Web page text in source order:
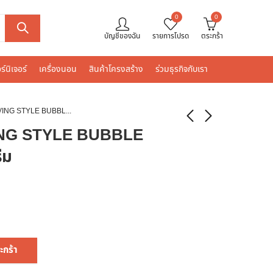
บัญชีของฉัน
0
รายการโปรด
0
ตระกร้า
นิเจอร์ เครื่องนอน สินค้าโครงสร้าง ร่วมธุรกิจกับเรา
พรม HOME LIVING STYLE BUBBLE 120X180 ซม. สีครีม
STYLE BUBBLE
กร้า